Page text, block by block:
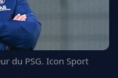
du PSG. Icon Sport